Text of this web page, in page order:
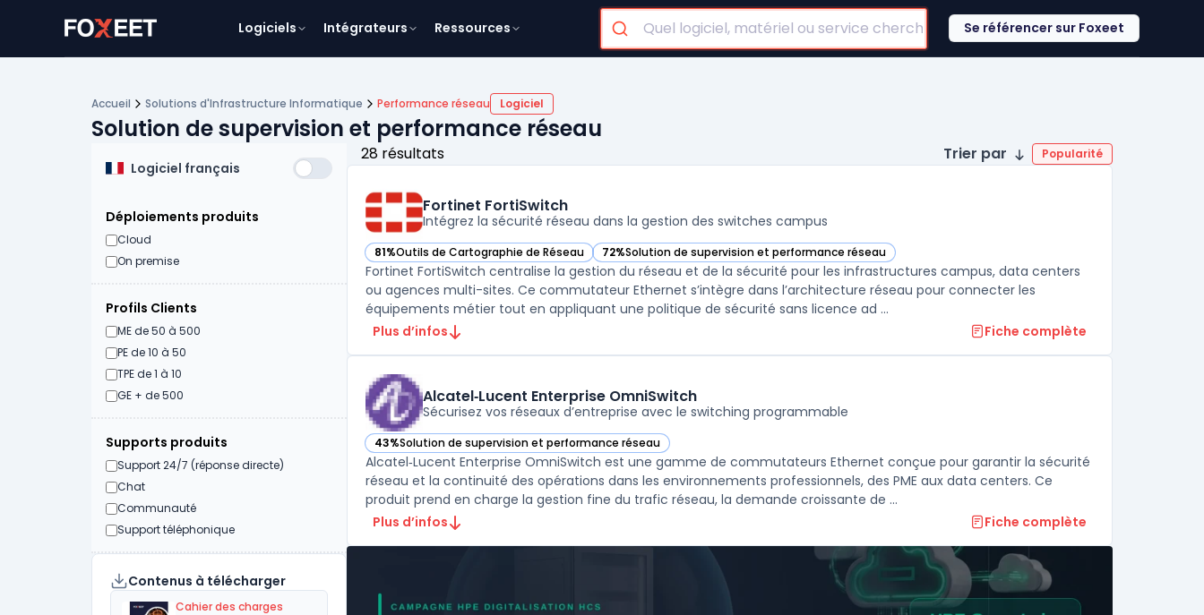
Logiciels Intégrateurs Ressources Se référencer sur Foxeet
Accueil Solutions d'Infrastructure Informatique Performance réseau Logiciel
Solution de supervision et performance réseau
Logiciel français
Déploiements produits
Cloud
On premise
Profils Clients
ME de 50 à 500
PE de 10 à 50
TPE de 1 à 10
GE + de 500
Supports produits
Support 24/7 (réponse directe)
Chat
Communauté
Support téléphonique
Contenus à télécharger
Cahier des charges
28 résultats Trier par Popularité
Fortinet FortiSwitch
Intégrez la sécurité réseau dans la gestion des switches campus
81%Outils de Cartographie de Réseau
— voir Fortinet FortiSwitch dans cette catégorie
72%Solution de supervision et performance réseau
— voir Fortinet FortiSwitch dans cette catégorie
Fortinet FortiSwitch centralise la gestion du réseau et de la sécurité pour les infrastructures campus, data centers
ou agences multi-sites. Ce commutateur Ethernet s’intègre dans l’architecture réseau pour connecter les
équipements métier tout en appliquant une politique de sécurité sans licence ad ...
Plus d’infos
Fiche complète
Alcatel‑Lucent Enterprise OmniSwitch
Sécurisez vos réseaux d’entreprise avec le switching programmable
43%Solution de supervision et performance réseau
— voir Alcatel‑Lucent Enterprise OmniSwitch dans cette catégorie
Alcatel‑Lucent Enterprise OmniSwitch est une gamme de commutateurs Ethernet conçue pour garantir la sécurité
réseau et la continuité des opérations dans les environnements professionnels, des PME aux data centers. Ce
produit prend en charge la gestion fine du trafic réseau, la demande croissante de ...
Plus d’infos
Fiche complète